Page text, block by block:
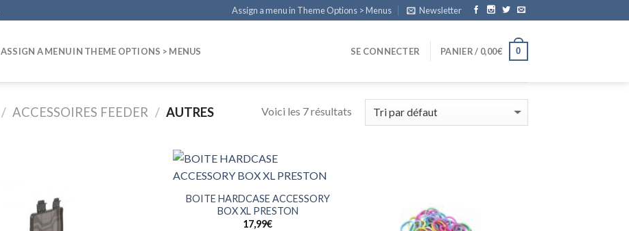
Assign a menu in Theme Options > Menus Newsletter
ASSIGN A MENU IN THEME OPTIONS > MENUS SE CONNECTER PANIER / 0,00€ 0
/ ACCESSOIRES FEEDER / AUTRES Voici les 7 résultats
+
BOITE HARDCASE ACCESSORY
BOX XL PRESTON
17,99€